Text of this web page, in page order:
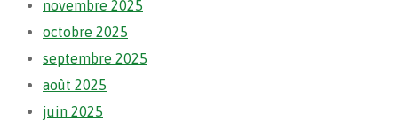
novembre 2025
octobre 2025
septembre 2025
août 2025
juin 2025